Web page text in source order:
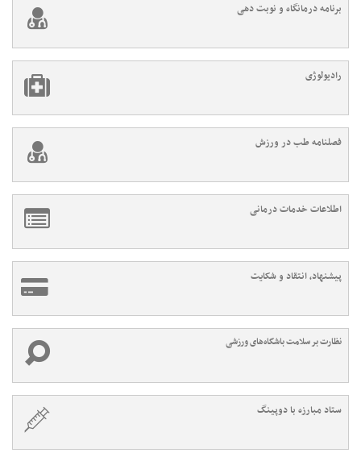
برنامه درمانگاه و نوبت دهی
رادیولوژی
فصلنامه طب در ورزش
اطلاعات خدمات درمانی
پیشنهاد، انتقاد و شکایت
نظارت بر سلامت باشگاه‌های ورزشی
ستاد مبارزه با دوپینگ